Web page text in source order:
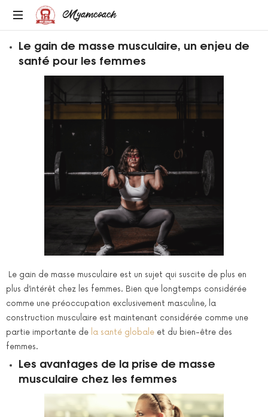
Myamcoach
MULTI-
SPORT
ET
Le gain de masse musculaire, un enjeu de
santé pour les femmes
Le gain de masse musculaire est un sujet qui suscite de plus en
plus d’intérêt chez les femmes. Bien que longtemps considérée
comme une préoccupation exclusivement masculine, la
construction musculaire est maintenant considérée comme une
partie importante de la santé globale et du bien-être des
femmes.
Les avantages de la prise de masse
musculaire chez les femmes